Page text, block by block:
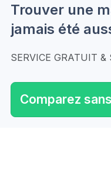
Trouver une
jamais été
SERVICE GRATUIT
Comparez